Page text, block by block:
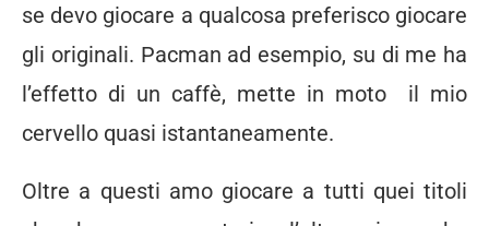
se devo giocare a qualcosa preferisco giocare
gli originali. Pacman ad esempio, su di me ha
l’effetto di un caffè, mette in moto il mio
cervello quasi istantaneamente.
Oltre a questi amo giocare a tutti quei titoli